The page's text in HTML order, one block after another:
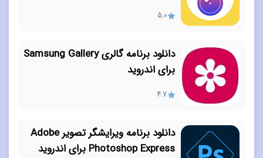
5.0
دانلود برنامه گالری Samsung Gallery
برای اندروید
4.7
دانلود برنامه ویرایشگر تصویر Adobe
Photoshop Express برای اندروید